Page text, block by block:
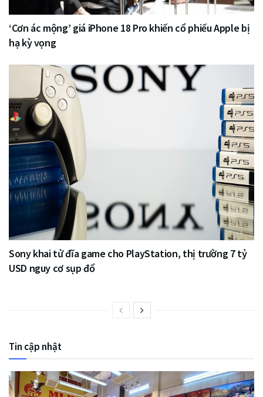
‘Cơn ác mộng’ giá iPhone 18 Pro khiến cổ phiếu Apple bị
hạ kỳ vọng
Sony khai tử đĩa game cho PlayStation, thị trường 7 tỷ
USD nguy cơ sụp đổ
Tin cập nhật